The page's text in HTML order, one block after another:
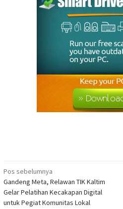
Navigasi
pos
Pos sebelumnya
Gandeng Meta, Relawan TIK Kaltim
Gelar Pelatihan Kecakapan Digital
untuk Pegiat Komunitas Lokal